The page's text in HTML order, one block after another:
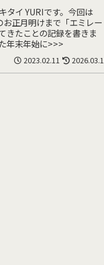
タイ YURIです。今回は
正月明けまで「エミレー
きたことの記録を書きま
年末年始に>>>
2023.02.11